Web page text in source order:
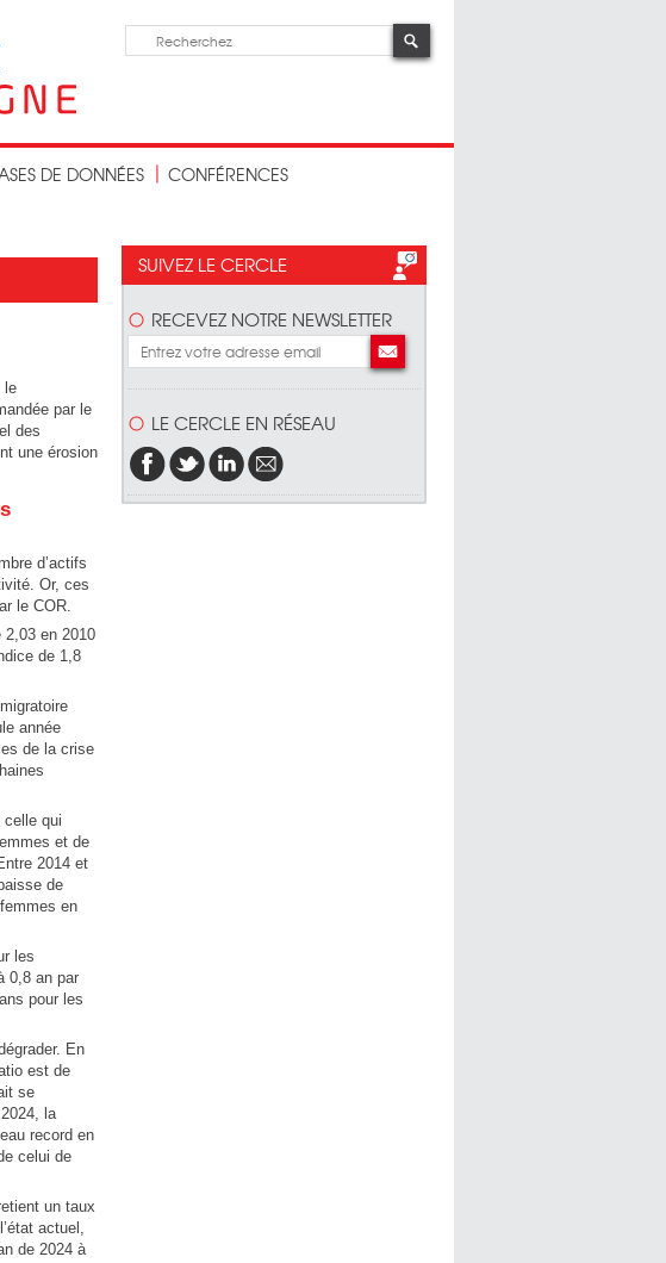
DE DONNÉES
CONFÉRENCES
le
par le
des
une érosion
d’actifs
Or, ces
le COR.
2,03 en 2010
de 1,8
année
de la crise
celle qui
et de
2014 et
de
en
les
0,8 an par
pour les
En
est de
se
la
record en
celui de
un taux
actuel,
de 2024 à
SUIVEZ LE CERCLE
RECEVEZ NOTRE NEWSLETTER
LE CERCLE EN RÉSEAU